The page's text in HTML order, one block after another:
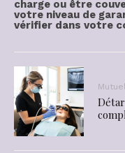
charge ou être
votre niveau de
vérifier dans votre